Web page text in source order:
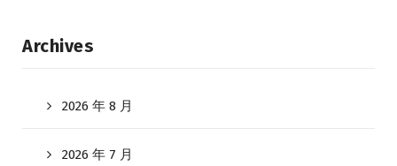
Archives
2026 年 8 月
2026 年 7 月